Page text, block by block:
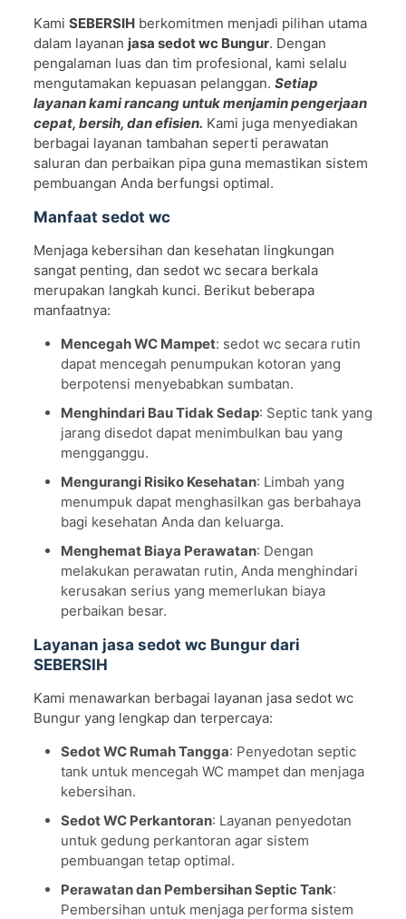
Kami SEBERSIHberkomitmen menjadi pilihan utama
dalam layanan jasa sedot wc Bungur. Dengan
pengalaman luas dan tim profesional, kami selalu
mengutamakan kepuasan pelanggan. Setiap
layanan kami rancang untuk menjamin pengerjaan
cepat, bersih, dan efisien. Kami juga menyediakan
berbagai layanan tambahan seperti perawatan
saluran dan perbaikan pipa guna memastikan sistem
pembuangan Anda berfungsi optimal.
Manfaat sedot wc
Menjaga kebersihan dan kesehatan lingkungan
sangat penting, dan sedot wc secara berkala
merupakan langkah kunci. Berikut beberapa
manfaatnya:
Mencegah WC Mampet: sedot wc secara rutin
dapat mencegah penumpukan kotoran yang
berpotensi menyebabkan sumbatan.
Menghindari Bau Tidak Sedap: Septic tank yang
jarang disedot dapat menimbulkan bau yang
mengganggu.
Mengurangi Risiko Kesehatan: Limbah yang
menumpuk dapat menghasilkan gas berbahaya
bagi kesehatan Anda dan keluarga.
Menghemat Biaya Perawatan: Dengan
melakukan perawatan rutin, Anda menghindari
kerusakan serius yang memerlukan biaya
perbaikan besar.
Layanan jasa sedot wc Bungur dari
SEBERSIH
Kami menawarkan berbagai layanan jasa sedot wc
Bungur yang lengkap dan terpercaya:
Sedot WC Rumah Tangga: Penyedotan septic
tank untuk mencegah WC mampet dan menjaga
kebersihan.
Sedot WC Perkantoran: Layanan penyedotan
untuk gedung perkantoran agar sistem
pembuangan tetap optimal.
Perawatan dan Pembersihan Septic Tank:
Pembersihan untuk menjaga performa sistem